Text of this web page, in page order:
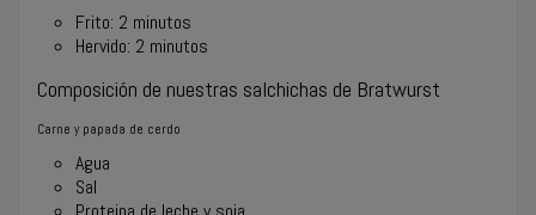
Frito: 2 minutos
Hervido: 2 minutos
Composición de nuestras salchichas de Bratwurst
Carne y papada de cerdo
Agua
Sal